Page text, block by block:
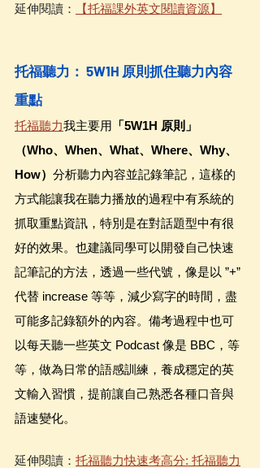
延伸閱讀： 【托福課外英文閱讀資源】
托福聽力： 5W1H 原則抓住聽力內容
重點
托福聽力我主要用 「5W1H 原則」
（Who、When、What、Where、Why、
How） 分析聽力內容並記錄筆記，這樣的
方式能讓我在聽力播放的過程中有系統的
抓取重點資訊，特別是在對話題型中有很
好的效果。也建議同學可以開發自己快速
記筆記的方法，透過一些代號，像是以 ”+”
代替 increase 等等，減少寫字的時間，盡
可能多記錄額外的內容。備考過程中也可
以每天聽一些英文 Podcast 像是 BBC，等
等，做為日常的語感訓練，養成穩定的英
文輸入習慣，提前讓自己熟悉各種口音與
語速變化。
延伸閱讀： 托福聽力快速考高分: 托福聽力